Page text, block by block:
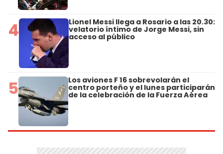
4 Lionel Messi llega a Rosario a las 20.30:
velatorio íntimo de Jorge Messi, sin
acceso al público
5 Los aviones F 16 sobrevolarán el
centro porteño y el lunes participarán
de la celebración de la Fuerza Aérea